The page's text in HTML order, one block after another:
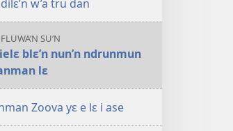
falɛ
wafa'n
SASAFUƐ
kun
w’a tru dan
SU’N
blɛ’n nun’n ndrunmun
lɛ
Zoova yɛ e lɛ i ase